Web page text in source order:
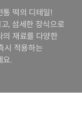
통 떡의 디테일!
, 섬세한 장식으로
의 재료를 다양한
시 적용하는
요.